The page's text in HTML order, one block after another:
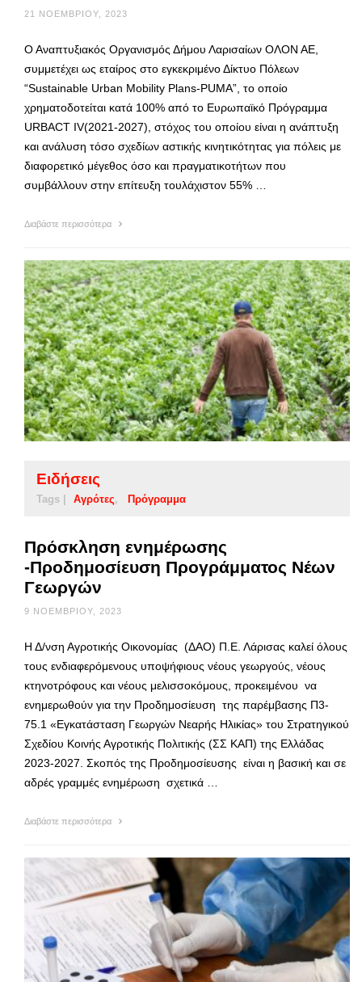
21 ΝΟΕΜΒΡΊΟΥ, 2023
Ο Αναπτυξιακός Οργανισμός Δήμου Λαρισαίων ΟΛΟΝ ΑΕ,
συμμετέχει ως εταίρος στο εγκεκριμένο Δίκτυο Πόλεων
“Sustainable Urban Mobility Plans-PUMA”, το οποίο
χρηματοδοτείται κατά 100% από το Ευρωπαϊκό Πρόγραμμα
URBACT IV(2021-2027), στόχος του οποίου είναι η ανάπτυξη
και ανάλυση τόσο σχεδίων αστικής κινητικότητας για πόλεις με
διαφορετικό μέγεθος όσο και πραγματικοτήτων που
συμβάλλουν στην επίτευξη τουλάχιστον 55% …
Διαβάστε περισσότερα
Ειδήσεις
Tags | Αγρότες Πρόγραμμα
Πρόσκληση ενημέρωσης
-Προδημοσίευση Προγράμματος Νέων
Γεωργών
9 ΝΟΕΜΒΡΊΟΥ, 2023
Η Δ/νση Αγροτικής Οικονομίας (ΔΑΟ) Π.Ε. Λάρισας καλεί όλους
τους ενδιαφερόμενους υποψήφιους νέους γεωργούς, νέους
κτηνοτρόφους και νέους μελισσοκόμους, προκειμένου να
ενημερωθούν για την Προδημοσίευση της παρέμβασης Π3-
75.1 «Εγκατάσταση Γεωργών Νεαρής Ηλικίας» του Στρατηγικού
Σχεδίου Κοινής Αγροτικής Πολιτικής (ΣΣ ΚΑΠ) της Ελλάδας
2023-2027. Σκοπός της Προδημοσίευσης είναι η βασική και σε
αδρές γραμμές ενημέρωση σχετικά …
Διαβάστε περισσότερα